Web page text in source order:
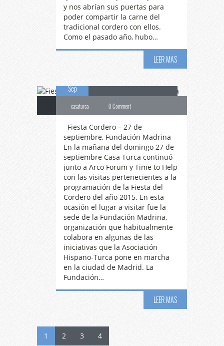
y nos abrían sus puertas para
poder compartir la carne del
tradicional cordero con ellos.
Como el pasado año, hubo…
LEER MAS
Sep
Fiestadel Cordero –
casaturca 0 Comment
Fiesta Cordero – 27 de
septiembre, Fundación Madrina
En la mañana del domingo 27 de
septiembre Casa Turca continuó
junto a Arco Forum y Time to Help
con las visitas pertenecientes a la
programación de la Fiesta del
Cordero del año 2015. En esta
ocasión el lugar a visitar fue la
sede de la Fundación Madrina,
organización que habitualmente
colabora en algunas de las
iniciativas que la Asociación
Hispano-Turca pone en marcha
en la ciudad de Madrid. La
Fundación…
LEER MAS
1 2 3 4